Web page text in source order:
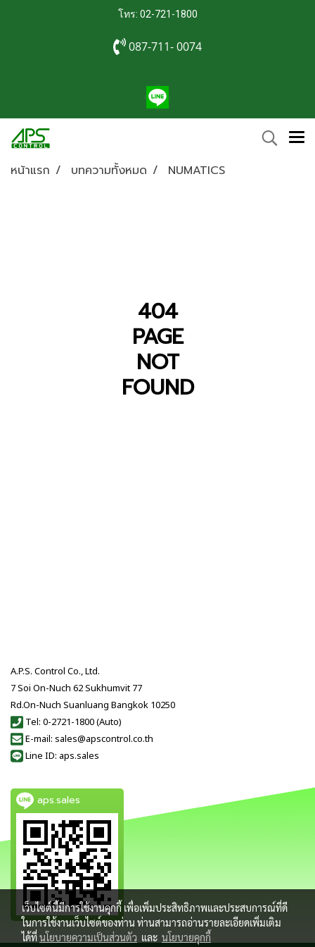
โทร: 02-721-1800
087-711- 0074
หน้าแรก บทความทั้งหมด NUMATICS
404
PAGE
NOT
FOUND
A.P.S. Control Co., Ltd.
7 Soi On-Nuch 62 Sukhumvit 77
Rd.On-Nuch Suanluang Bangkok 10250
Tel: 0-2721-1800 (Auto)
E-mail: sales@apscontrol.co.th
Line ID: aps.sales
aps.sales
เว็บไซต์นี้มีการใช้งานคุกกี้ เพื่อเพิ่มประสิทธิภาพและประสบการณ์ที่ดี
ในการใช้งานเว็บไซต์ของท่าน ท่านสามารถอ่านรายละเอียดเพิ่มเติม
ได้ที่นโยบายความเป็นส่วนตัว และ นโยบายคุกกี้